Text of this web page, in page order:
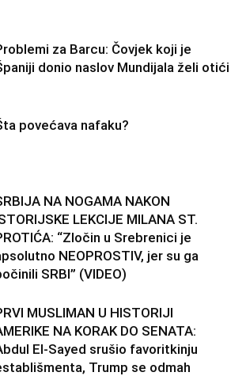
za Barcu: Čovjek koji je
donio naslov Mundijala želi otići
povećava nafaku?
NA NOGAMA NAKON
LEKCIJE MILANA ST.
“Zločin u Srebrenici je
NEOPROSTIV, jer su ga
SRBI” (VIDEO)
MUSLIMAN U HISTORIJI
NA KORAK DO SENATA:
El-Sayed srušio favoritkinju
Trump se odmah